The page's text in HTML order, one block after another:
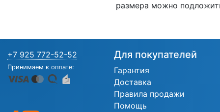
размера можно
+7 925 772-52-52
Принимаем к оплате:
Для покупателей
Гарантия
Доставка
Правила продажи
Помощь